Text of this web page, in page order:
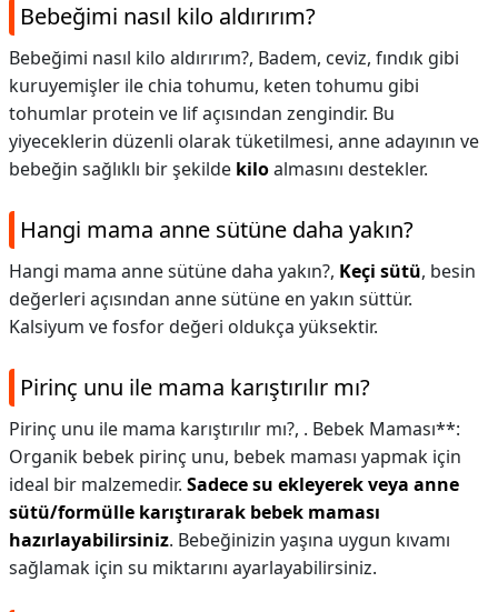
Bebeğimi nasıl kilo aldırırım?
Bebeğimi nasıl kilo aldırırım?, Badem, ceviz, fındık gibi
kuruyemişler ile chia tohumu, keten tohumu gibi
tohumlar protein ve lif açısından zengindir. Bu
yiyeceklerin düzenli olarak tüketilmesi, anne adayının ve
bebeğin sağlıklı bir şekilde kiloalmasını destekler.
Hangi mama anne sütüne daha yakın?
Hangi mama anne sütüne daha yakın?, Keçi sütü, besin
değerleri açısından anne sütüne en yakın süttür.
Kalsiyum ve fosfor değeri oldukça yüksektir.
Pirinç unu ile mama karıştırılır mı?
Pirinç unu ile mama karıştırılır mı?, . Bebek Maması**:
Organik bebek pirinç unu, bebek maması yapmak için
ideal bir malzemedir. Sadece su ekleyerek veya anne
sütü/formülle karıştırarak bebek maması
hazırlayabilirsiniz. Bebeğinizin yaşına uygun kıvamı
sağlamak için su miktarını ayarlayabilirsiniz.